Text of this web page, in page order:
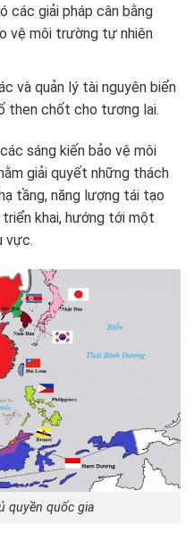
các giải pháp cân bằng
vệ môi trường tự nhiên
và quản lý tài nguyên biển
then chốt cho tương lai.
sáng kiến bảo vệ môi
giải quyết những thách
tầng, năng lượng tái tạo
khai, hướng tới một
vực.
quyền quốc gia